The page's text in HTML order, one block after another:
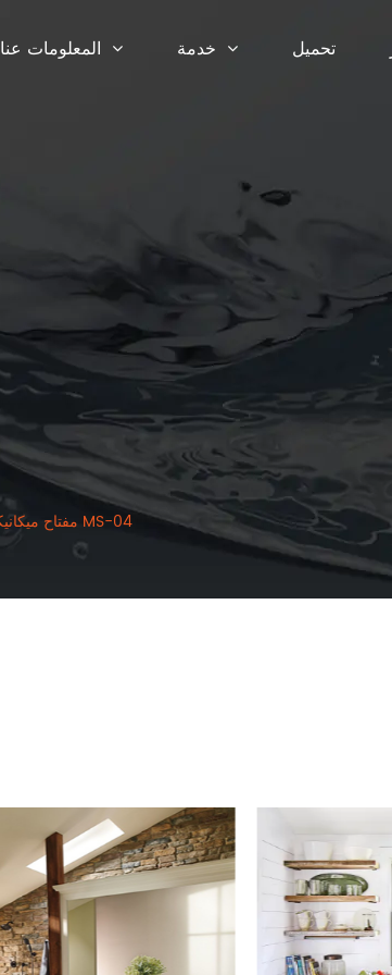
المعلومات عنا خدمة تحميل
مفتاح ميكانيكي 04 MS-04